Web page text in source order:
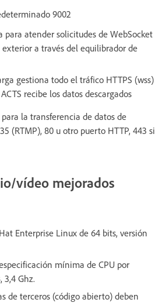
9002
para atender solicitudes de WebSocket
a través del equilibrador de
gestiona todo el tráfico HTTPS (wss)
recibe los datos descargados
para la transferencia de datos de
(RTMP), 80 u otro puerto HTTP, 443 si
vídeo mejorados
Enterprise Linux de 64 bits, versión
mínima de CPU por
3,4 Ghz.
de terceros (código abierto) deben